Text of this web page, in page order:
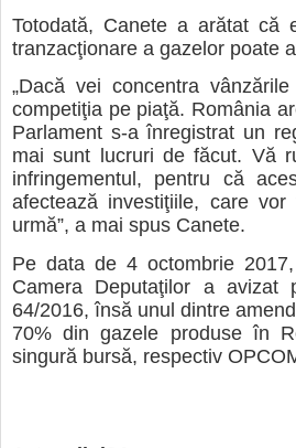
Totodată, Canete a arătat că
tranzacţionare a gazelor poate
„Dacă vei concentra
competiţia pe piaţă. România
Parlament s-a înregistrat un
mai sunt lucruri de făcut. Vă
infringementul, pentru că
afectează investiţiile, care
urmă”, a mai spus Canete.
Pe data de 4 octombrie
Camera Deputaţilor a
64/2016, însă unul dintre
70% din gazele produse în
singură bursă, respectiv